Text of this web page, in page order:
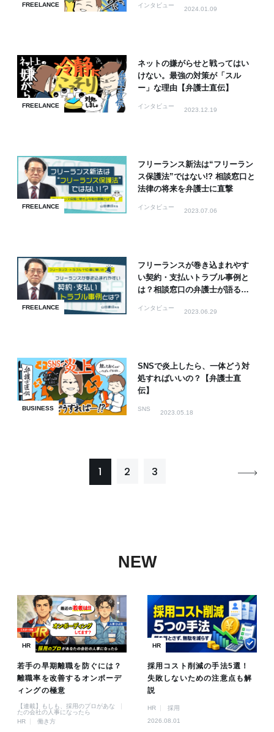
FREELANCE インタビュー
2024.01.09
FREELANCE
ネットの嫌がらせと戦ってはい
けない。最強の対策が「スル
ー」な理由【弁護士直伝】
インタビュー
2023.12.19
FREELANCE
フリーランス新法は“フリーラン
ス保護法”ではない!? 相談窓口と
法律の将来を弁護士に直撃
インタビュー
2023.07.06
FREELANCE
フリーランスが巻き込まれやす
い契約・支払いトラブル事例と
は？相談窓口の弁護士が語るト
インタビュー
2023.06.29
BUSINESS
SNSで炎上したら、一体どう対
処すればいいの？【弁護士直
伝】
SNS
2023.05.18
1 2 3
NEW
HR
若手の早期離職を防ぐには？
離職率を改善するオンボーデ
ィングの極意
【連載】もしも、採用のプロがあな
たの会社の人事になったら
HR
働き方
HR
採用コスト削減の手法5選！
失敗しないための注意点も解
説
HR
採用
2026.08.01